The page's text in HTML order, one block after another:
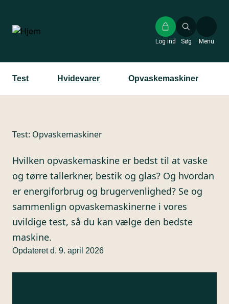
hovedindhold
Søg
Log ind Menu
Test Hvidevarer Opvaskemaskiner
Test: Opvaskemaskiner
Hvilken opvaskemaskine er bedst til at vaske
og tørre tallerkner, bestik og glas? Og hvordan
er energiforbrug og brugervenlighed? Se og
sammenlign opvaskemaskinerne i vores
uvildige test, så du kan vælge den bedste
maskine.
Opdateret d. 9. april 2026